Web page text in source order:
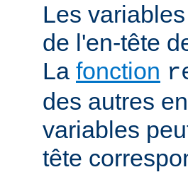
Les
de l'en-tête
La fonction
des autres
variables
tête